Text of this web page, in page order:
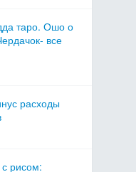
таро. Ошо о
все
расходы
рисом: